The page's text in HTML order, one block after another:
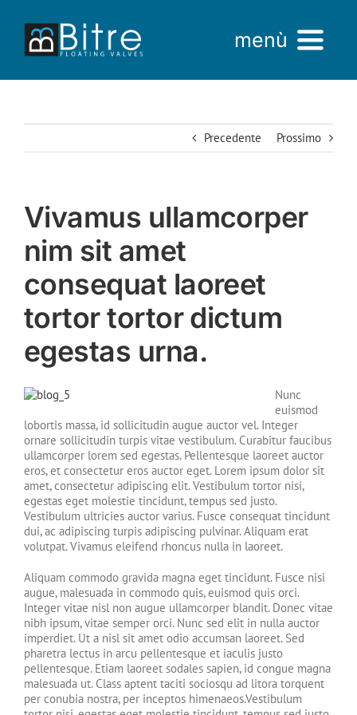
contenuto
menù
AREA VENDITE
Precedente Prossimo
Vivamus ullamcorper
nim sit amet
consequat laoreet
tortor tortor dictum
egestas urna.
Nunc
euismod
lobortis massa, id sollicitudin augue auctor vel. Integer
ornare sollicitudin turpis vitae vestibulum. Curabitur faucibus
ullamcorper lorem sed egestas. Pellentesque laoreet auctor
eros, et consectetur eros auctor eget. Lorem ipsum dolor sit
amet, consectetur adipiscing elit. Vestibulum tortor nisi,
egestas eget molestie tincidunt, tempus sed justo.
Vestibulum ultricies auctor varius. Fusce consequat tincidunt
dui, ac adipiscing turpis adipiscing pulvinar. Aliquam erat
volutpat. Vivamus eleifend rhoncus nulla in laoreet.
Aliquam commodo gravida magna eget tincidunt. Fusce nisi
augue, malesuada in commodo quis, euismod quis orci.
Integer vitae nisl non augue ullamcorper blandit. Donec vitae
nibh ipsum, vitae semper orci. Nunc sed elit in nulla auctor
imperdiet. Ut a nisl sit amet odio accumsan laoreet. Sed
pharetra lectus in arcu pellentesque et iaculis justo
pellentesque. Etiam laoreet sodales sapien, id congue magna
malesuada ut. Class aptent taciti sociosqu ad litora torquent
per conubia nostra, per inceptos himenaeos.Vestibulum